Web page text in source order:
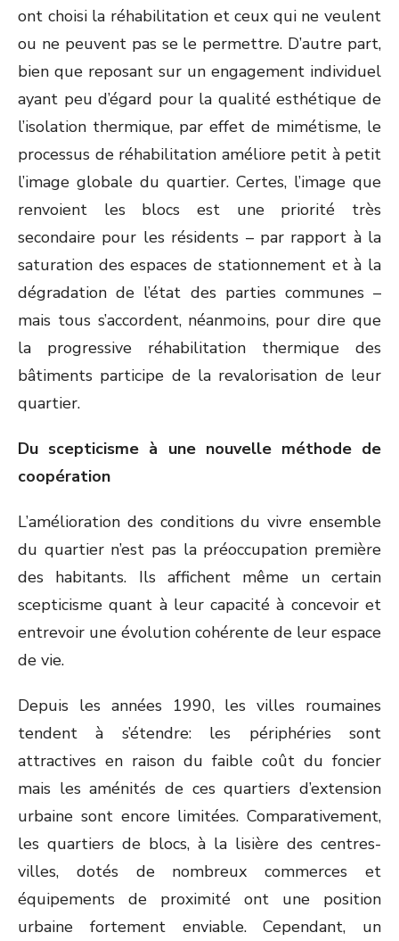
ont choisi la réhabilitation et ceux qui ne veulent
ou ne peuvent pas se le permettre. D’autre part,
bien que reposant sur un engagement individuel
ayant peu d’égard pour la qualité esthétique de
l’isolation thermique, par effet de mimétisme, le
processus de réhabilitation améliore petit à petit
l’image globale du quartier. Certes, l’image que
renvoient les blocs est une priorité très
secondaire pour les résidents – par rapport à la
saturation des espaces de stationnement et à la
dégradation de l’état des parties communes –
mais tous s’accordent, néanmoins, pour dire que
la progressive réhabilitation thermique des
bâtiments participe de la revalorisation de leur
quartier.
Du scepticisme à une nouvelle méthode de
coopération
L’amélioration des conditions du vivre ensemble
du quartier n’est pas la préoccupation première
des habitants. Ils affichent même un certain
scepticisme quant à leur capacité à concevoir et
entrevoir une évolution cohérente de leur espace
de vie.
Depuis les années 1990, les villes roumaines
tendent à s’étendre: les périphéries sont
attractives en raison du faible coût du foncier
mais les aménités de ces quartiers d’extension
urbaine sont encore limitées. Comparativement,
les quartiers de blocs, à la lisière des centres-
villes, dotés de nombreux commerces et
équipements de proximité ont une position
urbaine fortement enviable. Cependant, un